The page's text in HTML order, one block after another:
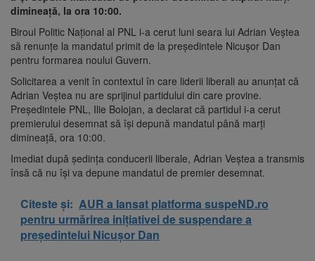
dimineață, la ora 10:00.
Biroul Politic Național al PNL i-a cerut luni seara lui Adrian Veștea
să renunțe la mandatul primit de la președintele Nicușor Dan
pentru formarea noului Guvern.
Solicitarea a venit în contextul în care liderii liberali au anunțat că
Adrian Veștea nu are sprijinul partidului din care provine.
Președintele PNL, Ilie Bolojan, a declarat că partidul i-a cerut
premierului desemnat să își depună mandatul până marți
dimineață, ora 10:00.
Imediat după ședința conducerii liberale, Adrian Veștea a transmis
însă că nu își va depune mandatul de premier desemnat.
Citeste și: AUR a lansat platforma suspeND.ro
pentru urmărirea inițiativei de suspendare a
președintelui Nicușor Dan